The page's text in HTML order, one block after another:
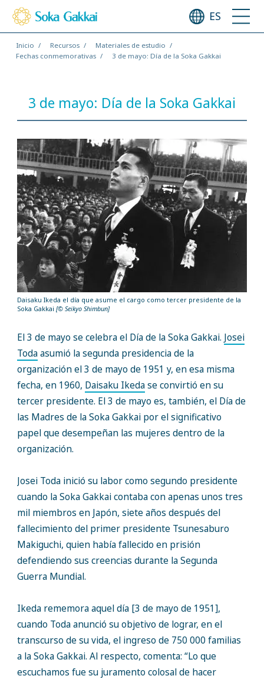
ES
Inicio Recursos
Materiales de estudio
Fechas conmemorativas
3 de mayo: Día de la Soka Gakkai
3 de mayo: Día de la Soka Gakkai
Daisaku Ikeda el día que asume el cargo como tercer presidente de la
Soka Gakkai [© Seikyo Shimbun]
El 3 de mayo se celebra el Día de la Soka Gakkai. Josei
Todaasumió la segunda presidencia de la
organización el 3 de mayo de 1951 y, en esa misma
fecha, en 1960, Daisaku Ikedase convirtió en su
tercer presidente. El 3 de mayo es, también, el Día de
las Madres de la Soka Gakkai por el significativo
papel que desempeñan las mujeres dentro de la
organización.
Josei Toda inició su labor como segundo presidente
cuando la Soka Gakkai contaba con apenas unos tres
mil miembros en Japón, siete años después del
fallecimiento del primer presidente Tsunesaburo
Makiguchi, quien había fallecido en prisión
defendiendo sus creencias durante la Segunda
Guerra Mundial.
Ikeda rememora aquel día [3 de mayo de 1951],
cuando Toda anunció su objetivo de lograr, en el
transcurso de su vida, el ingreso de 750 000 familias
a la Soka Gakkai. Al respecto, comenta: “Lo que
escuchamos fue su juramento colosal de hacer